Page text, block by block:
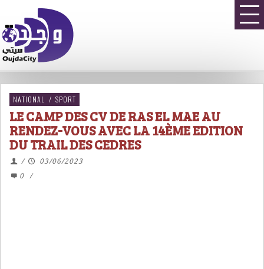
NATIONAL / SPORT
LE CAMP DES CV DE RAS EL MAE AU
RENDEZ-VOUS AVEC LA 14ÈME EDITION
DU TRAIL DES CEDRES
/
03/06/2023
0
/